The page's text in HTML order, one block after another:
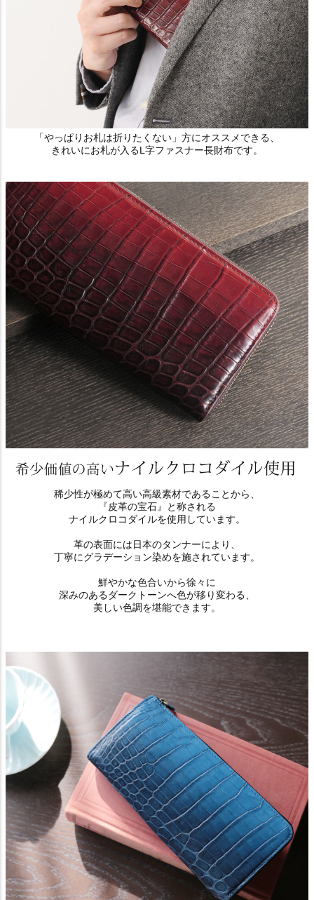
「やっぱりお札は折りたくない」方にオススメできる、
きれいにお札が入るL字ファスナー長財布です。
稀少性が極めて高い高級素材であることから、
『皮革の宝石』と称される
ナイルクロコダイルを使用しています。
革の表面には日本のタンナーにより、
丁寧にグラデーション染めを施されています。
鮮やかな色合いから徐々に
深みのあるダークトーンへ色が移り変わる、
美しい色調を堪能できます。